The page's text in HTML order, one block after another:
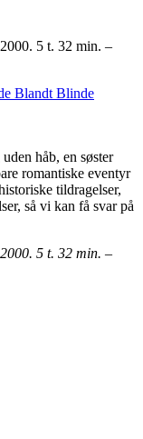
5 t. 32 min. –
Blandt Blinde
håb, en søster
romantiske eventyr
tildragelser,
så vi kan få svar på
5 t. 32 min. –